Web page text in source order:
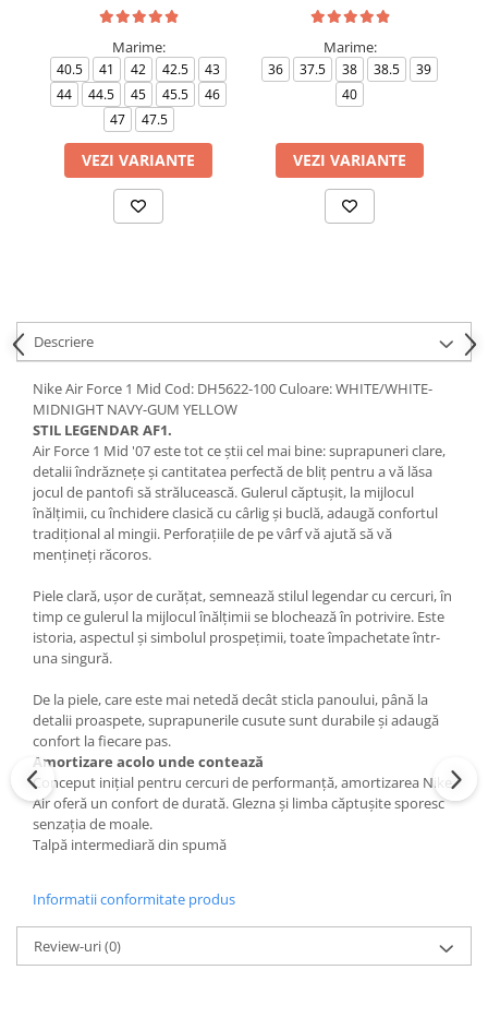
Marime:
40.5 41 42 42.5
43
44
44.5 45 45.5
46
47
47.5
VEZI VARIANTE
Marime:
36 37.5 38 38.5
39
40
VEZI VARIANTE
Descriere
Nike Air Force 1 Mid Cod: DH5622-100 Culoare: WHITE/WHITE-
MIDNIGHT NAVY-GUM YELLOW
STIL LEGENDAR AF1.
Air Force 1 Mid '07 este tot ce știi cel mai bine: suprapuneri clare,
detalii îndrăznețe și cantitatea perfectă de bliț pentru a vă lăsa
jocul de pantofi să strălucească. Gulerul căptușit, la mijlocul
înălțimii, cu închidere clasică cu cârlig și buclă, adaugă confortul
tradițional al mingii. Perforațiile de pe vârf vă ajută să vă
mențineți răcoros.
Piele clară, ușor de curățat, semnează stilul legendar cu cercuri, în
timp ce gulerul la mijlocul înălțimii se blochează în potrivire. Este
istoria, aspectul și simbolul prospețimii, toate împachetate într-
una singură.
De la piele, care este mai netedă decât sticla panoului, până la
detalii proaspete, suprapunerile cusute sunt durabile și adaugă
confort la fiecare pas.
Amortizare acolo unde contează
Conceput inițial pentru cercuri de performanță, amortizarea Nike
Air oferă un confort de durată. Glezna și limba căptușite sporesc
senzația de moale.
Talpă intermediară din spumă
Informatii conformitate produs
Review-uri(0)